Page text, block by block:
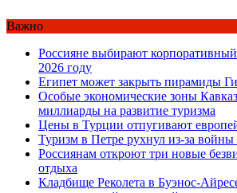
Важно
Россияне выбирают
2026 году
Египет может закрыть пирамиды
Особые экономические зоны
миллиарды на развитие туризма
Цены в Турции отпугивают
Туризм в Петре рухнул из-за
Россиянам откроют три новые
отдыха
Кладбище Реколета в Буэнос-